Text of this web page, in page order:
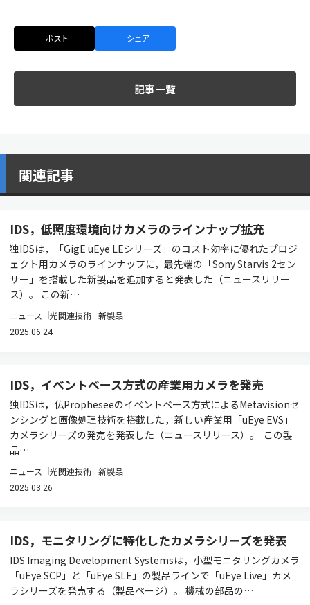
ポスト シェア
記事一覧
関連記事
IDS，低照度環境向けカメラのラインナップ拡充
独IDSは，「GigE uEye LEシリーズ」のコスト効率に優れたプロジ
ェクト用カメラのラインナップに，最先端の「Sony Starvis 2セン
サー」を搭載した新製品を追加すると発表した（ニュースリリー
ス）。 この新…
ニュース 光関連技術 新製品
2025.06.24
IDS，イベントベース方式の産業用カメラを発売
独IDSは，仏Propheseeのイベントベース方式によるMetavisionセ
ンシングと画像処理技術を搭載した，新しい産業用「uEye EVS」
カメラシリーズの発売を発表した（ニュースリリース）。 この製
品…
ニュース 光関連技術 新製品
2025.03.26
IDS，モニタリングに特化したカメラシリーズを発表
IDS Imaging Development Systemsは，小型モニタリングカメラ
「uEye SCP」と「uEye SLE」の製品ラインで「uEye Live」カメ
ラシリーズを発売する（製品ページ）。 機械の部品の…